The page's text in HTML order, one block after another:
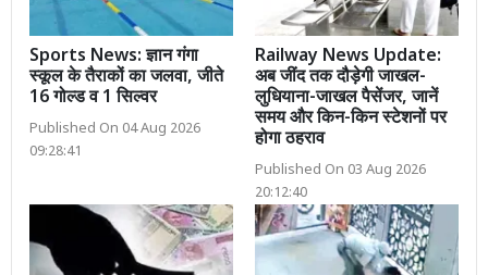
Sports News: ज्ञान गंगा
स्कूल के तैराकों का जलवा, जीते
16 गोल्ड व 1 सिल्वर
Published On 04 Aug 2026
09:28:41
Railway News Update:
अब जींद तक दौड़ेगी जाखल-
लुधियाना-जाखल पैसेंजर, जानें
समय और किन-किन स्टेशनों पर
होगा ठहराव
Published On 03 Aug 2026
20:12:40